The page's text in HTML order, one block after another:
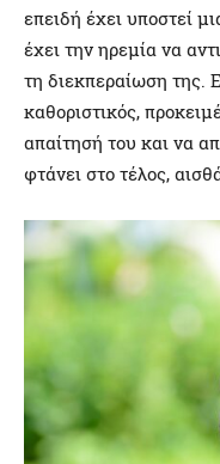
επειδή έχει υποστεί
έχει την ηρεμία να
τη διεκπεραίωση της.
καθοριστικός,
απαίτησή του και να
φτάνει στο τέλος,